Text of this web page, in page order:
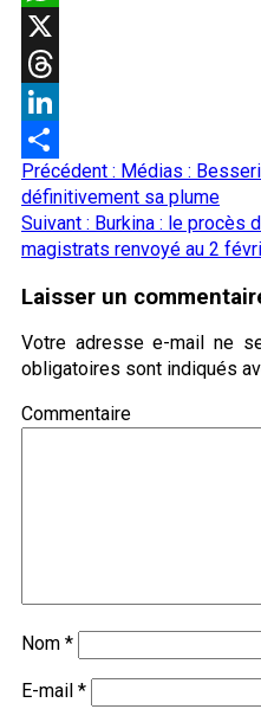
WhatsApp
X
Threads
LinkedIn
Partager
Navigation
d’article
Précédent : Médias :
définitivement sa plume
Suivant : Burkina : le procès
magistrats renvoyé au 2
Laisser un
Votre adresse e-mail ne
obligatoires sont indiqués
Nom *
E-mail *